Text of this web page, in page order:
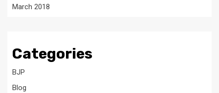
March 2018
Categories
BJP
Blog